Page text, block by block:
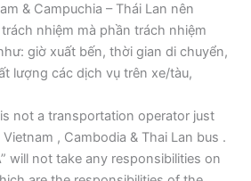
& Campuchia – Thái Lan nên
nhiệm mà phần trách nhiệm
giờ xuất bến, thời gian di chuyển,
lượng các dịch vụ trên xe/tàu,
is not a transportation operator just
, Cambodia & Thai Lan bus .
will not take any responsibilities on